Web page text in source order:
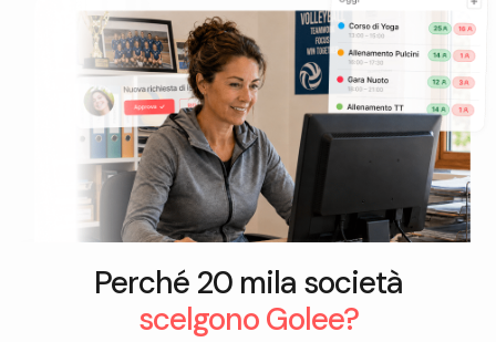
Perché 20 mila società
scelgono Golee?